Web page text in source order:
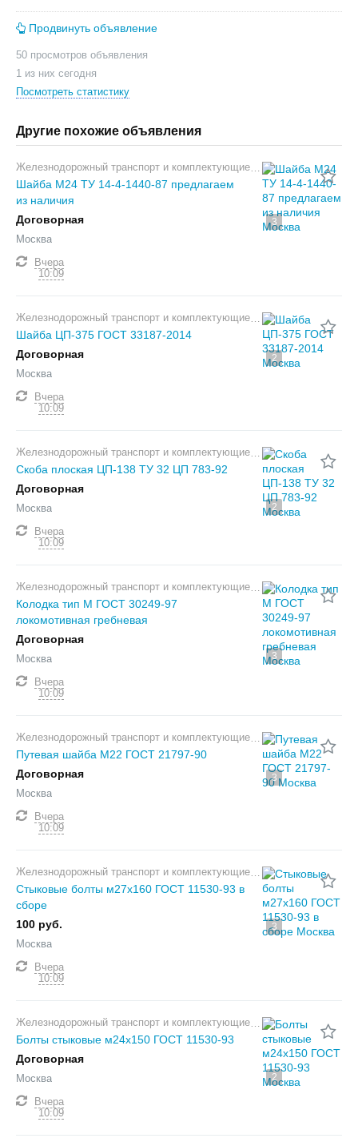
Продвинуть объявление
50 просмотров объявления
1 из них сегодня
Посмотреть статистику
Другие похожие объявления
3
Железнодорожный транспорт и комплектующие
Шайба М24 ТУ 14-4-1440-87 предлагаем
из наличия
Договорная
Москва
Вчера
10:09
2
Железнодорожный транспорт и комплектующие
Шайба ЦП-375 ГОСТ 33187-2014
Договорная
Москва
Вчера
10:09
2
Железнодорожный транспорт и комплектующие
Скоба плоская ЦП-138 ТУ 32 ЦП 783-92
Договорная
Москва
Вчера
10:09
3
Железнодорожный транспорт и комплектующие
Колодка тип М ГОСТ 30249-97
локомотивная гребневая
Договорная
Москва
Вчера
10:09
3
Железнодорожный транспорт и комплектующие
Путевая шайба М22 ГОСТ 21797-90
Договорная
Москва
Вчера
10:09
3
Железнодорожный транспорт и комплектующие
Стыковые болты м27х160 ГОСТ 11530-93 в
сборе
100 руб.
Москва
Вчера
10:09
2
Железнодорожный транспорт и комплектующие
Болты стыковые м24х150 ГОСТ 11530-93
Договорная
Москва
Вчера
10:09